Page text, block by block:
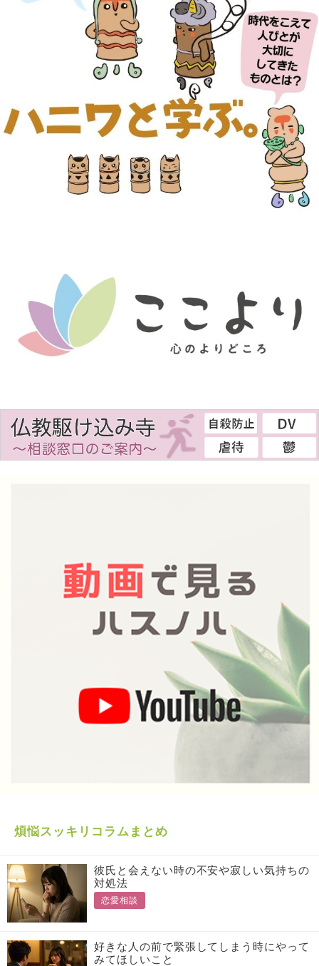
煩悩スッキリコラムまとめ
彼氏と会えない時の不安や寂しい気持ちの
対処法
恋愛相談
好きな人の前で緊張してしまう時にやって
みてほしいこと